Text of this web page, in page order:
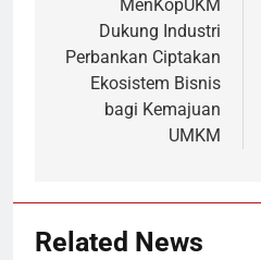
MenKopUKM
Dukung Industri
Perbankan Ciptakan
Ekosistem Bisnis
bagi Kemajuan
UMKM
Related News